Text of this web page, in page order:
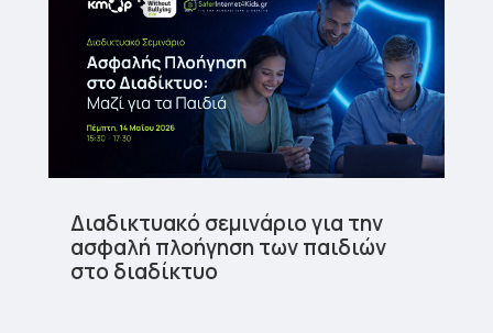
Διαδικτυακό σεμινάριο για την
ασφαλή πλοήγηση των παιδιών
στο διαδίκτυο